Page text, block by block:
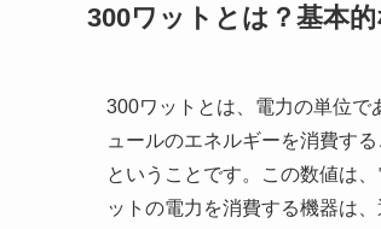
300ワットとは？基本
300ワットとは、電力の単位で
ュールのエネルギーを消費す
ということです。この数値は
ットの電力を消費する機器は